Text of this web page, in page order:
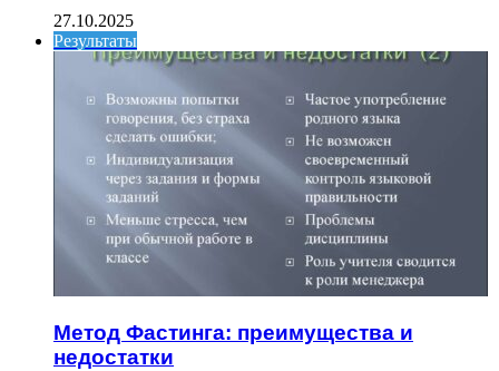
27.10.2025
Результаты
Метод Фастинга: преимущества и
недостатки